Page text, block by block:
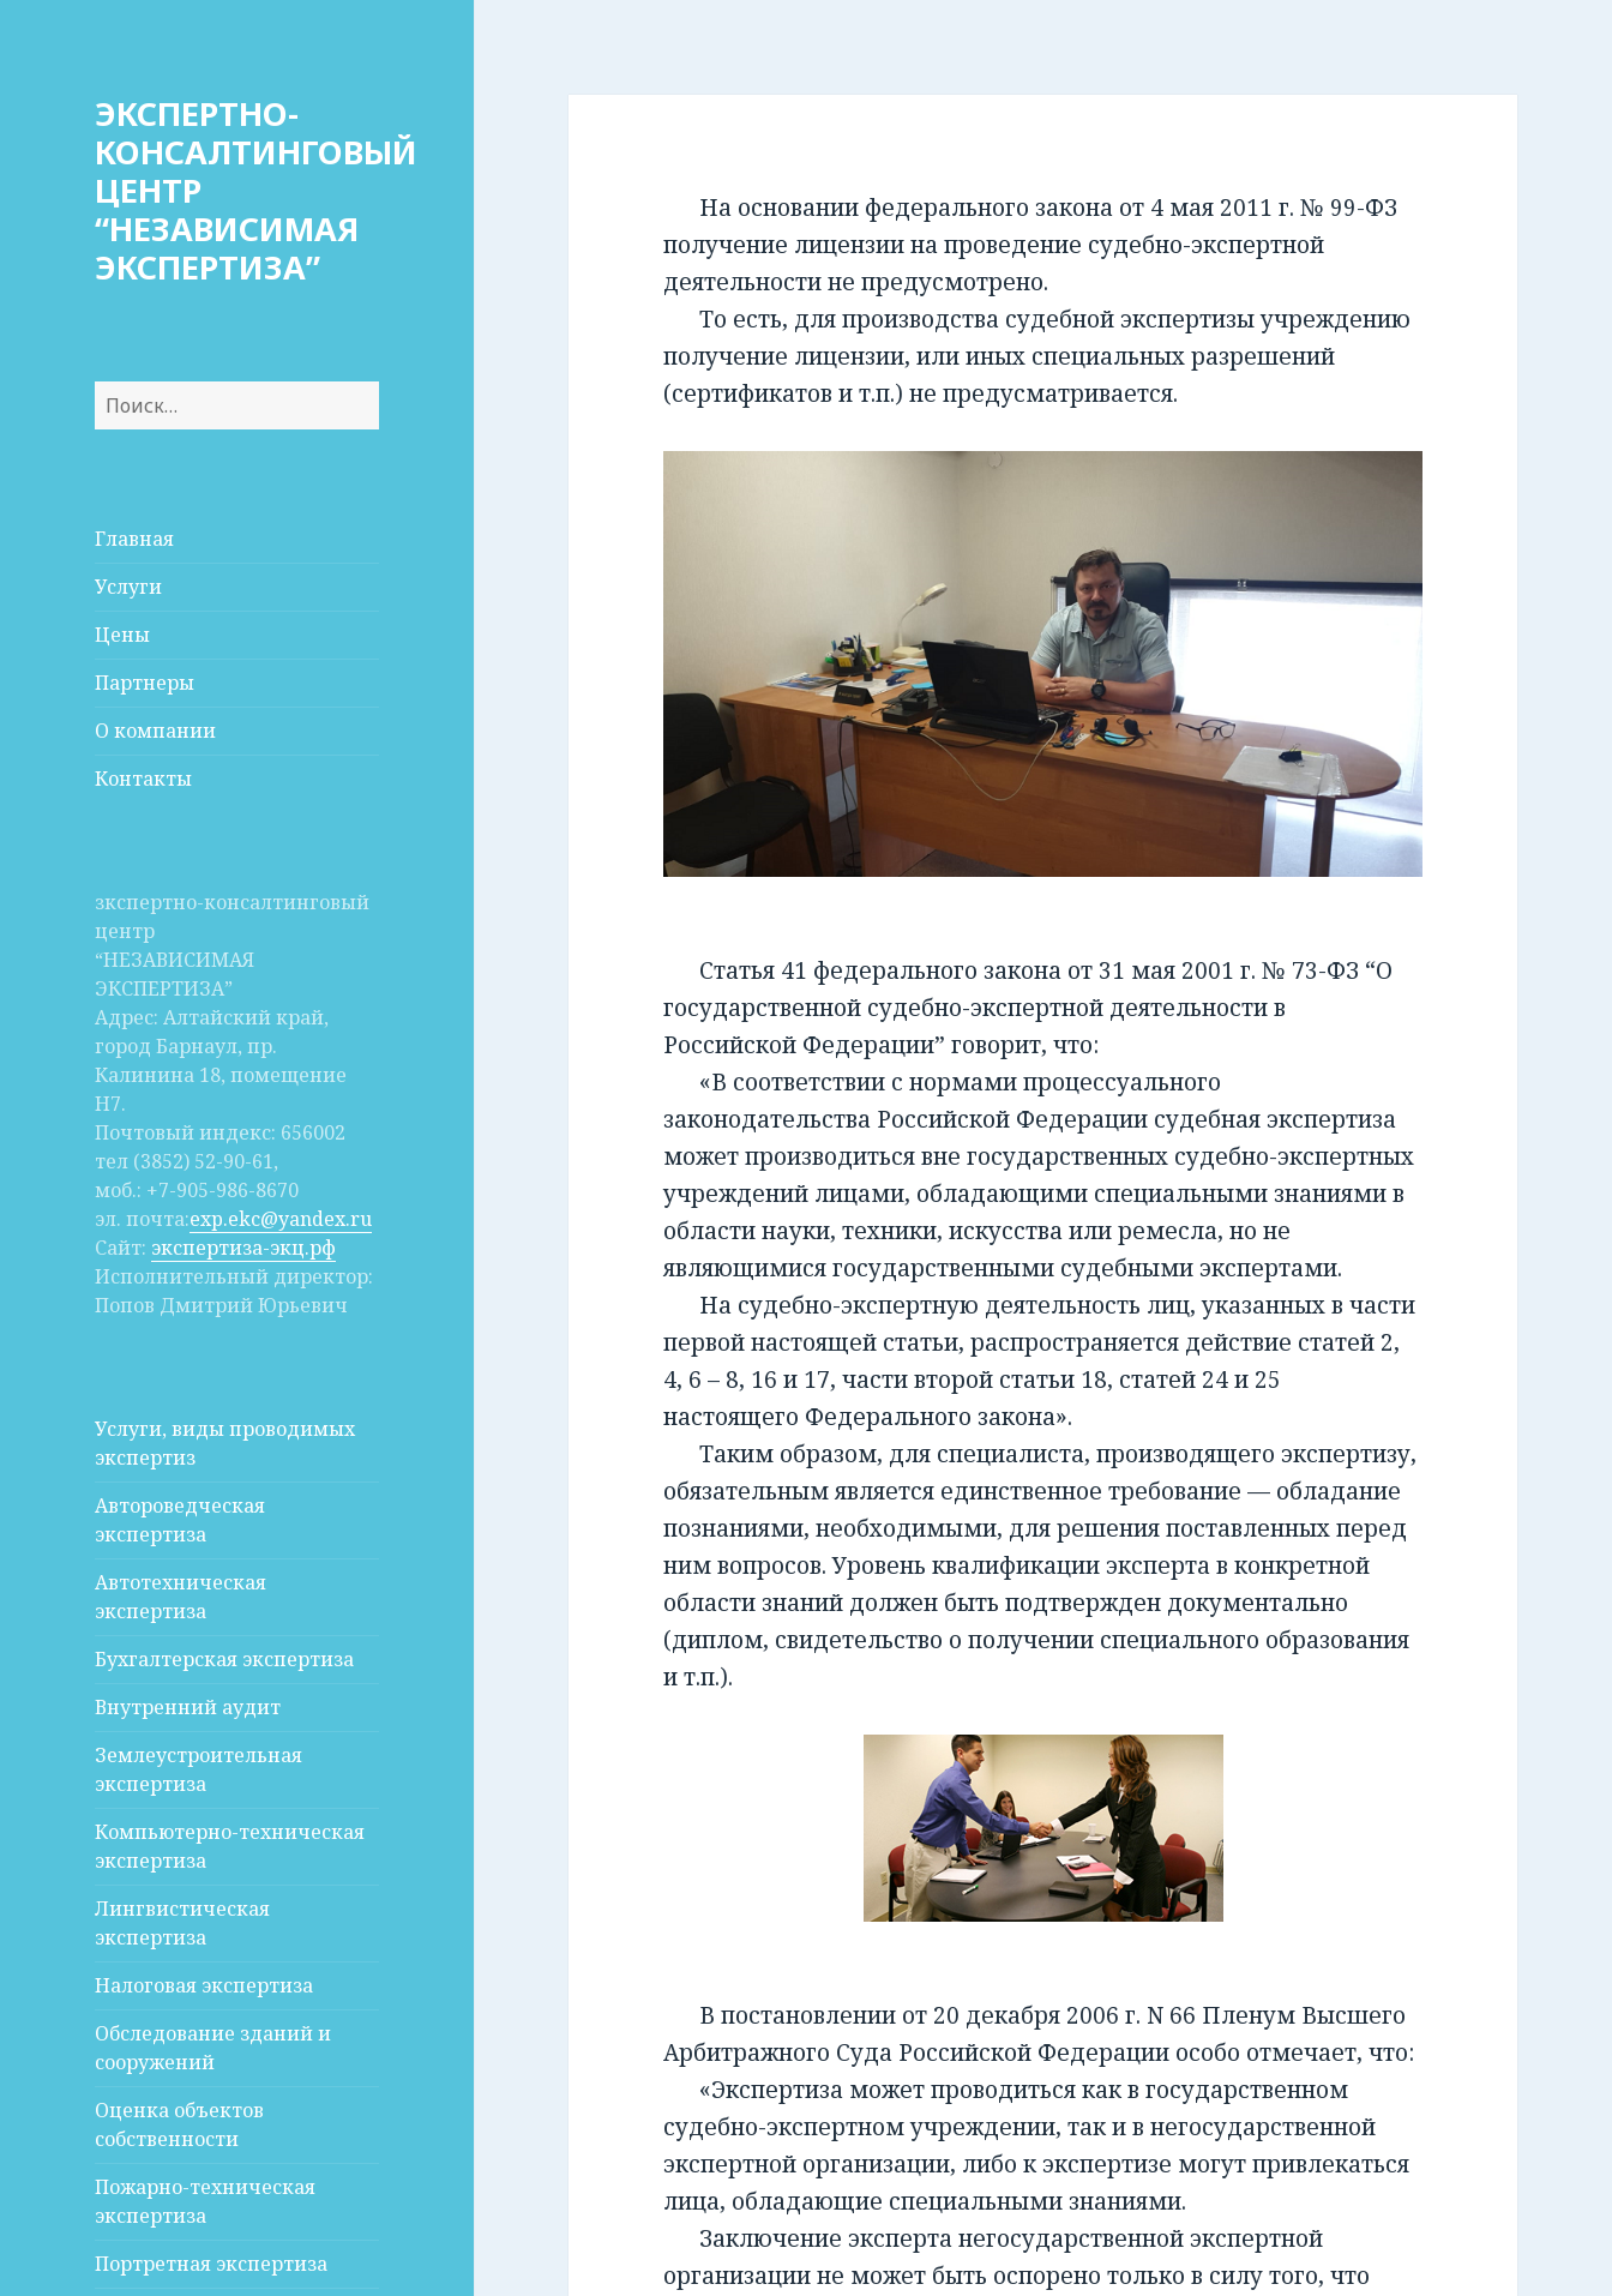
ЭКСПЕРТНО-
КОНСАЛТИНГОВЫЙ
ЦЕНТР
“НЕЗАВИСИМАЯ
ЭКСПЕРТИЗА”
Найти:
Главная
Услуги
Цены
Партнеры
О компании
Контакты
зкспертно-консалтинговый
центр
“НЕЗАВИСИМАЯ
ЭКСПЕРТИЗА”
Адрес: Алтайский край,
город Барнаул, пр.
Калинина 18, помещение
Н7.
Почтовый индекс: 656002
тел (3852) 52-90-61,
моб.: +7-905-986-8670
эл. почта:exp.ekc@yandex.ru
Сайт: экспертиза-экц.рф
Исполнительный директор:
Попов Дмитрий Юрьевич
Услуги, виды проводимых
экспертиз
Автороведческая
экспертиза
Автотехническая
экспертиза
Бухгалтерская экспертиза
Внутренний аудит
Землеустроительная
экспертиза
Компьютерно-техническая
экспертиза
Лингвистическая
экспертиза
Налоговая экспертиза
Обследование зданий и
сооружений
Оценка объектов
собственности
Пожарно-техническая
экспертиза
Портретная экспертиза
На основании федерального закона от 4 мая 2011 г. № 99-ФЗ
получение лицензии на проведение судебно-экспертной
деятельности не предусмотрено.
То есть, для производства судебной экспертизы учреждению
получение лицензии, или иных специальных разрешений
(сертификатов и т.п.) не предусматривается.
Статья 41 федерального закона от 31 мая 2001 г. № 73-ФЗ “О
государственной судебно-экспертной деятельности в
Российской Федерации” говорит, что:
«В соответствии с нормами процессуального
законодательства Российской Федерации судебная экспертиза
может производиться вне государственных судебно-экспертных
учреждений лицами, обладающими специальными знаниями в
области науки, техники, искусства или ремесла, но не
являющимися государственными судебными экспертами.
На судебно-экспертную деятельность лиц, указанных в части
первой настоящей статьи, распространяется действие статей 2,
4, 6 – 8, 16 и 17, части второй статьи 18, статей 24 и 25
настоящего Федерального закона».
Таким образом, для специалиста, производящего экспертизу,
обязательным является единственное требование — обладание
познаниями, необходимыми, для решения поставленных перед
ним вопросов. Уровень квалификации эксперта в конкретной
области знаний должен быть подтвержден документально
(диплом, свидетельство о получении специального образования
и т.п.).
В постановлении от 20 декабря 2006 г. N 66 Пленум Высшего
Арбитражного Суда Российской Федерации особо отмечает, что:
«Экспертиза может проводиться как в государственном
судебно-экспертном учреждении, так и в негосударственной
экспертной организации, либо к экспертизе могут привлекаться
лица, обладающие специальными знаниями.
Заключение эксперта негосударственной экспертной
организации не может быть оспорено только в силу того, что